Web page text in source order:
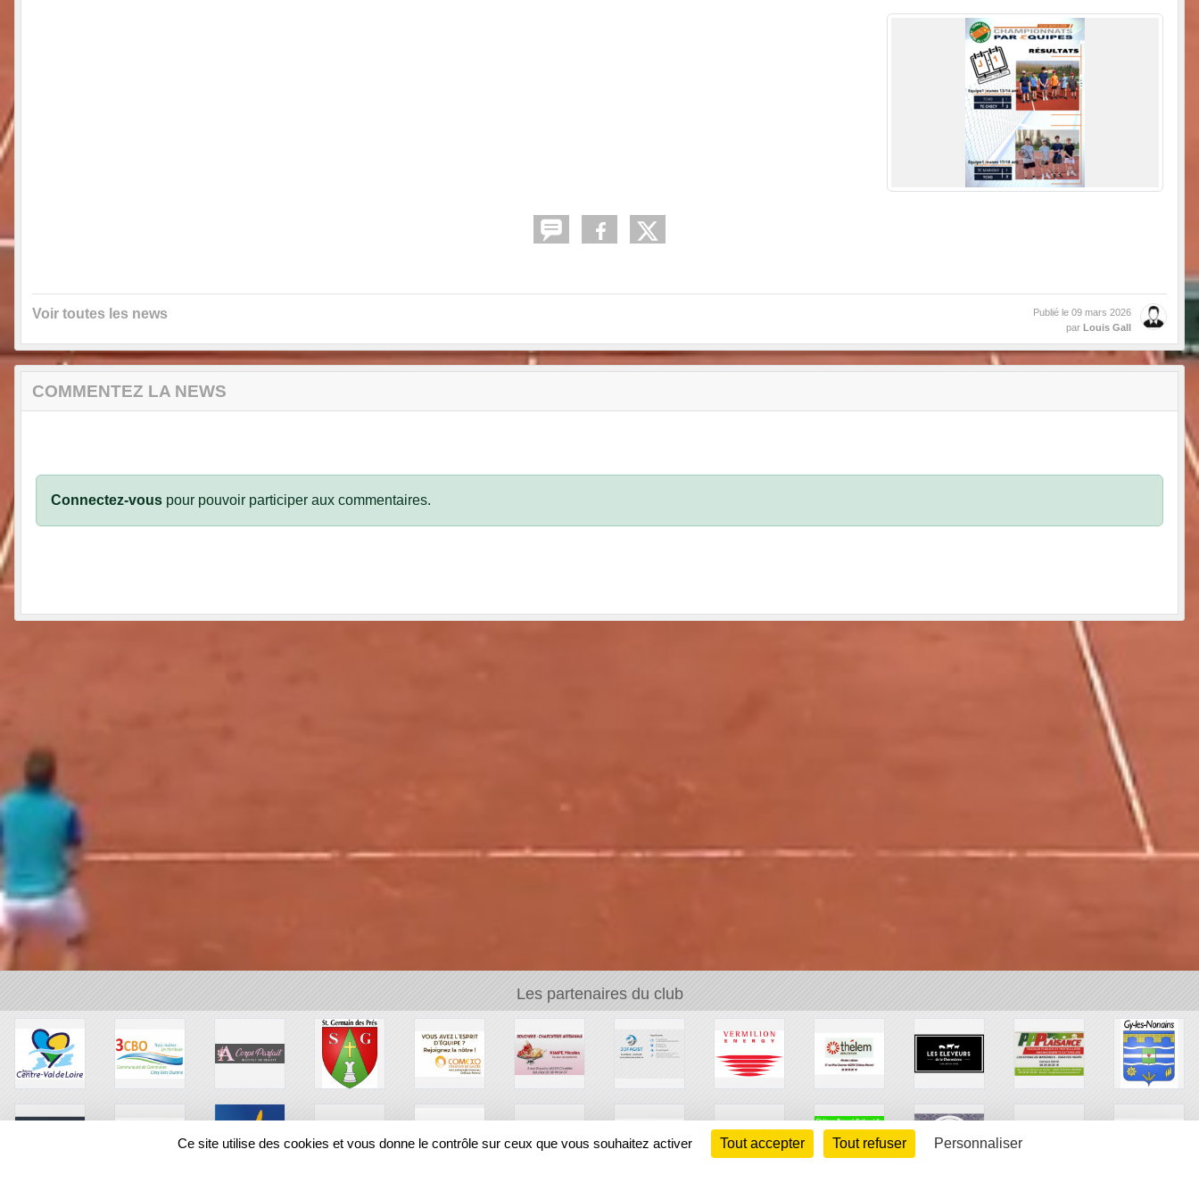
Voir toutes les news Publié le 09 mars 2026
par
Louis Gall
COMMENTEZ LA NEWS
Connectez-vous pour pouvoir participer aux commentaires.
Les partenaires du club
Ce site utilise des cookies et vous donne le contrôle sur ceux que vous souhaitez activer Tout accepter Tout refuser Personnaliser